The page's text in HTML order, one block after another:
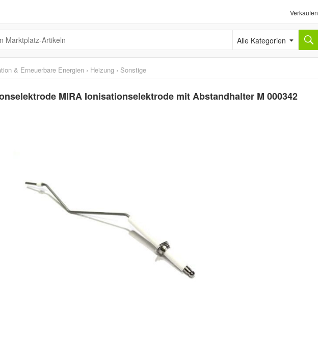
Verkaufen
Alle Kategorien
& Erneuerbare Energien › Heizung › Sonstige
MIRA Ionisationselektrode mit Abstandhalter M 000342